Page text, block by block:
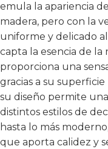
emula la apariencia
madera, pero con la
uniforme y delicado
capta la esencia de
proporciona una
gracias a su
su diseño permite
distintos estilos de
hasta lo más
que aporta calidez y